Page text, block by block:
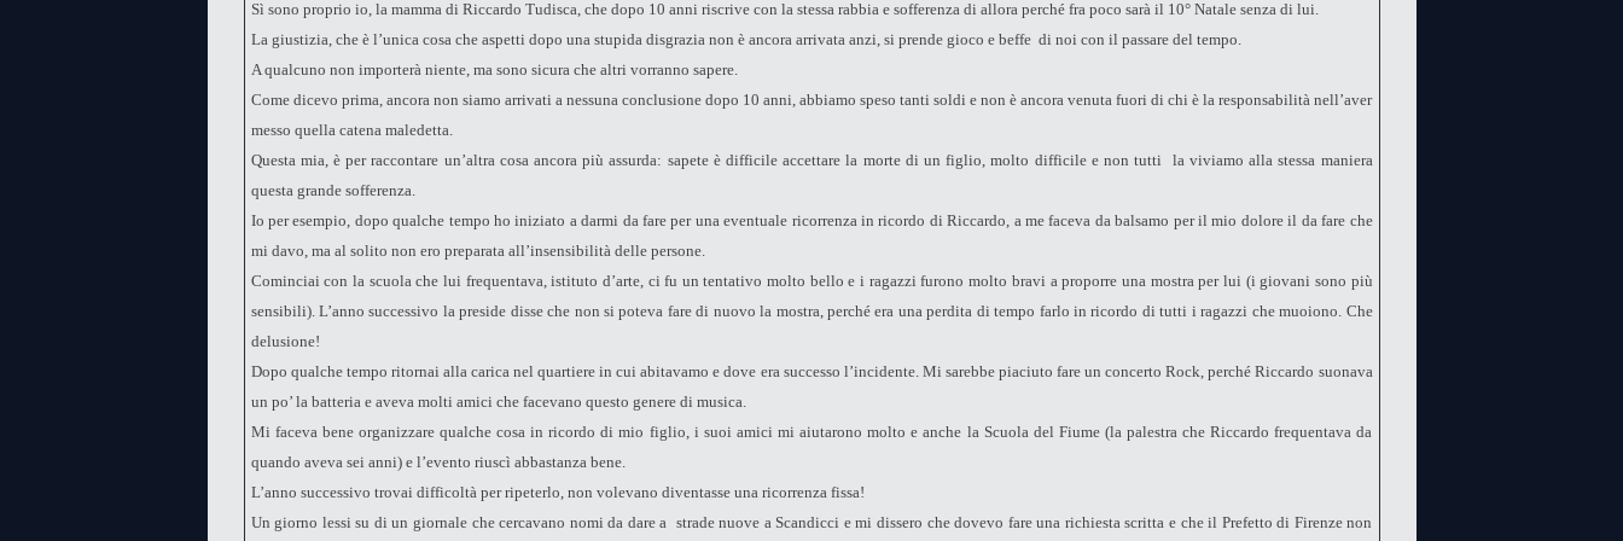
Sì sono proprio io, la mamma di Riccardo Tudisca, che dopo 10 anni riscrive con la stessa rabbia e sofferenza di allora perché fra poco sarà il 10° Natale senza di lui.
La giustizia, che è l’unica cosa che aspetti dopo una stupida disgrazia non è ancora arrivata anzi, si prende gioco e beffe di noi con il passare del tempo.
A qualcuno non importerà niente, ma sono sicura che altri vorranno sapere.
Come dicevo prima, ancora non siamo arrivati a nessuna conclusione dopo 10 anni, abbiamo speso tanti soldi e non è ancora venuta fuori di chi è la responsabilità nell’aver
messo quella catena maledetta.
Questa mia, è per raccontare un’altra cosa ancora più assurda: sapete è difficile accettare la morte di un figlio, molto difficile e non tutti la viviamo alla stessa maniera
questa grande sofferenza.
Io per esempio, dopo qualche tempo ho iniziato a darmi da fare per una eventuale ricorrenza in ricordo di Riccardo, a me faceva da balsamo per il mio dolore il da fare che
mi davo, ma al solito non ero preparata all’insensibilità delle persone.
Cominciai con la scuola che lui frequentava, istituto d’arte, ci fu un tentativo molto bello e i ragazzi furono molto bravi a proporre una mostra per lui (i giovani sono più
sensibili). L’anno successivo la preside disse che non si poteva fare di nuovo la mostra, perché era una perdita di tempo farlo in ricordo di tutti i ragazzi che muoiono. Che
delusione!
Dopo qualche tempo ritornai alla carica nel quartiere in cui abitavamo e dove era successo l’incidente. Mi sarebbe piaciuto fare un concerto Rock, perché Riccardo suonava
un po’ la batteria e aveva molti amici che facevano questo genere di musica.
Mi faceva bene organizzare qualche cosa in ricordo di mio figlio, i suoi amici mi aiutarono molto e anche la Scuola del Fiume (la palestra che Riccardo frequentava da
quando aveva sei anni) e l’evento riuscì abbastanza bene.
L’anno successivo trovai difficoltà per ripeterlo, non volevano diventasse una ricorrenza fissa!
Un giorno lessi su di un giornale che cercavano nomi da dare a strade nuove a Scandicci e mi dissero che dovevo fare una richiesta scritta e che il Prefetto di Firenze non